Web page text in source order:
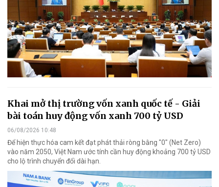
Khai mở thị trường vốn xanh quốc tế - Giải
bài toán huy động vốn xanh 700 tỷ USD
06/08/2026 10:48
Để hiện thực hóa cam kết đạt phát thải ròng bằng "0" (Net Zero)
vào năm 2050, Việt Nam ước tính cần huy động khoảng 700 tỷ USD
cho lộ trình chuyển đổi dài hạn.